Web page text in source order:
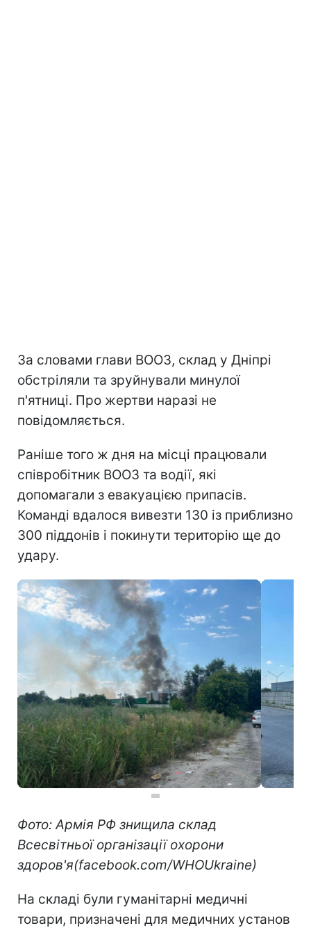
За словами глави ВООЗ, склад у Дніпрі
обстріляли та зруйнували минулої
п'ятниці. Про жертви наразі не
повідомляється.
Раніше того ж дня на місці працювали
співробітник ВООЗ та водії, які
допомагали з евакуацією припасів.
Команді вдалося вивезти 130 із приблизно
300 піддонів і покинути територію ще до
удару.
Фото: Армія РФ знищила склад
Всесвітньої організації охорони
здоров'я(facebook.com/WHOUkraine)
На складі були гуманітарні медичні
товари, призначені для медичних установ